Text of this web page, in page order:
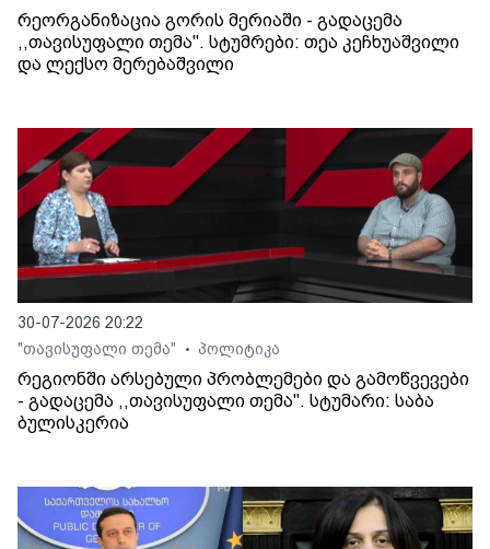
რეორგანიზაცია გორის მერიაში - გადაცემა
,,თავისუფალი თემა". სტუმრები: თეა კეჩხუაშვილი
და ლექსო მერებაშვილი
30-07-2026 20:22
"თავისუფალი თემა"
• პოლიტიკა
რეგიონში არსებული პრობლემები და გამოწვევები
- გადაცემა ,,თავისუფალი თემა". სტუმარი: საბა
ბულისკერია